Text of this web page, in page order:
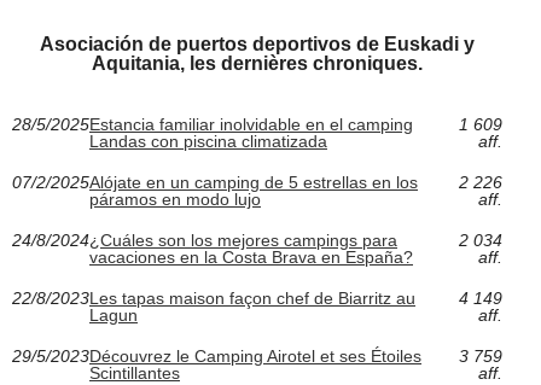
Asociación de puertos deportivos de Euskadi y
Aquitania, les dernières chroniques.
28/5/2025Estancia familiar inolvidable en el camping
Landas con piscina climatizada
1 609
aff.
07/2/2025Alójate en un camping de 5 estrellas en los
páramos en modo lujo
2 226
aff.
24/8/2024¿Cuáles son los mejores campings para
vacaciones en la Costa Brava en España?
2 034
aff.
22/8/2023Les tapas maison façon chef de Biarritz au
Lagun
4 149
aff.
29/5/2023Découvrez le Camping Airotel et ses Étoiles
Scintillantes
3 759
aff.